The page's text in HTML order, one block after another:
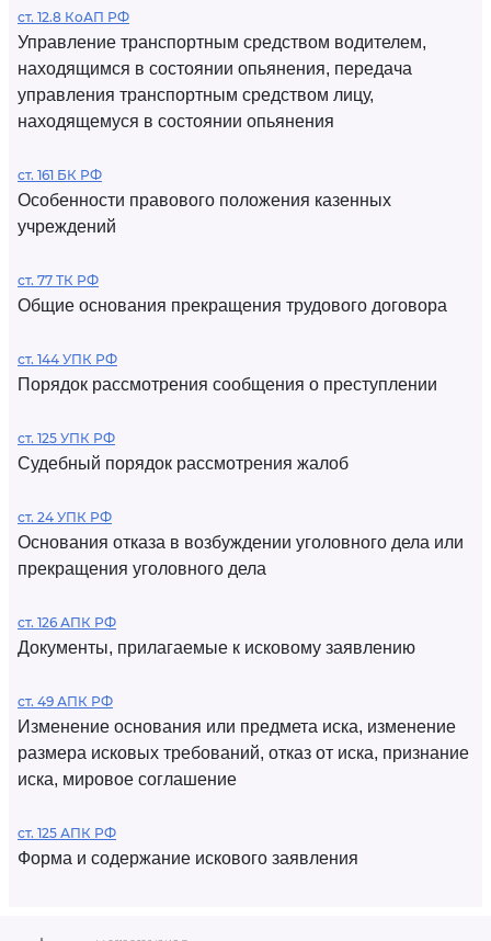
ст. 12.8 КоАП РФ
Управление транспортным средством водителем,
находящимся в состоянии опьянения, передача
управления транспортным средством лицу,
находящемуся в состоянии опьянения
ст. 161 БК РФ
Особенности правового положения казенных
учреждений
ст. 77 ТК РФ
Общие основания прекращения трудового договора
ст. 144 УПК РФ
Порядок рассмотрения сообщения о преступлении
ст. 125 УПК РФ
Судебный порядок рассмотрения жалоб
ст. 24 УПК РФ
Основания отказа в возбуждении уголовного дела или
прекращения уголовного дела
ст. 126 АПК РФ
Документы, прилагаемые к исковому заявлению
ст. 49 АПК РФ
Изменение основания или предмета иска, изменение
размера исковых требований, отказ от иска, признание
иска, мировое соглашение
ст. 125 АПК РФ
Форма и содержание искового заявления